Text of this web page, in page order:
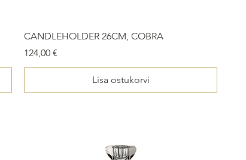
CANDLEHOLDER 26CM, COBRA
Price
124,00 €
Lisa ostukorvi